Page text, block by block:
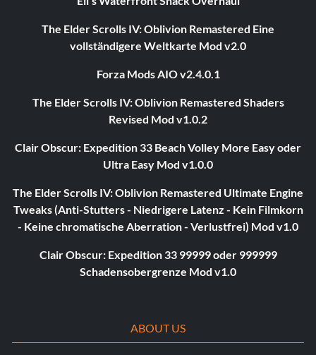
The Elder Scrolls IV: Oblivion Remastered Eine
vollständigere Weltkarte Mod v2.0
Forza Mods AIO v2.4.0.1
The Elder Scrolls IV: Oblivion Remastered Shaders
Revised Mod v1.0.2
Clair Obscur: Expedition 33 Beach Volley More Easy oder
Ultra Easy Mod v1.0.0
The Elder Scrolls IV: Oblivion Remastered Ultimate Engine
Tweaks (Anti-Stutters - Niedrigere Latenz - Kein Filmkorn
- Keine chromatische Aberration - Verlustfrei) Mod v1.0
Clair Obscur: Expedition 33 99999 oder 999999
Schadensobergrenze Mod v1.0
ABOUT US